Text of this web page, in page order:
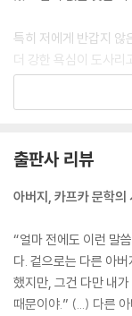
특히 저에게 반갑지 않
더 강한 욕심이 도사리
한 표식이죠. 저는 무엇
래서 가령 제 손으로
아버지께서 자식들에
일이 절실했을 거예요.
보기도 거부하기가 더
말씀드리지만 아버지
방어일 뿐입니다.
출판사 리뷰
아버지, 카프카 문학의
“얼마 전에도 이런 말
다. 겉으로는 다른 아
했지만, 그건 다만 내
때문이야.” (...) 다른